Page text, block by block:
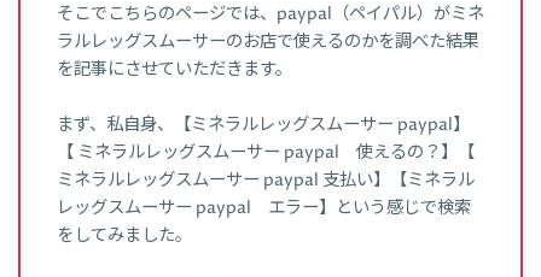
そこでこちらのページでは、paypal（ペイパル）がミネ
ラルレッグスムーサーのお店で使えるのかを調べた結果
を記事にさせていただきます。
まず、私自身、【ミネラルレッグスムーサー paypal】
【 ミネラルレッグスムーサー paypal 使えるの？】【
ミネラルレッグスムーサー paypal 支払い】【ミネラル
レッグスムーサー paypal エラー】という感じで検索
をしてみました。